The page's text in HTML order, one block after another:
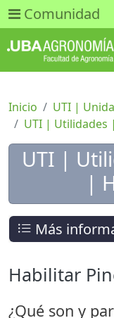
Comunidad
Inicio
UTI |
UTI | Utilidades
UTI |
|
Habilitar
¿Qué son y
Más